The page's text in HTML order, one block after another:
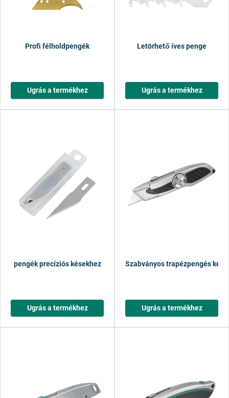
Profi félholdpengék
Ugrás a termékhez
Letörhető íves penge
Ugrás a termékhez
pengék precíziós késekhez
Ugrás a termékhez
Szabványos trapézpengés kés
Ugrás a termékhez